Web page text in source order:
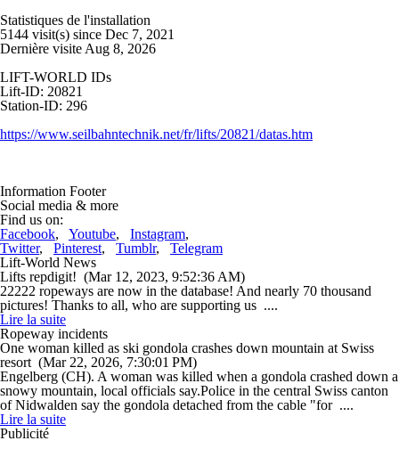
Statistiques de l'installation
5144 visit(s) since Dec 7, 2021
Dernière visite Aug 8, 2026
LIFT-WORLD IDs
Lift-ID: 20821
Station-ID: 296
https://www.seilbahntechnik.net/fr/lifts/20821/datas.htm
Information Footer
Social media & more
Find us on:
Facebook, Youtube, Instagram,
Twitter, Pinterest, Tumblr, Telegram
Lift-World News
Lifts repdigit! (Mar 12, 2023, 9:52:36 AM)
22222 ropeways are now in the database! And nearly 70 thousand
pictures! Thanks to all, who are supporting us ....
Lire la suite
Ropeway incidents
One woman killed as ski gondola crashes down mountain at Swiss
resort (Mar 22, 2026, 7:30:01 PM)
Engelberg (CH). A woman was killed when a gondola crashed down a
snowy mountain, local officials say.Police in the central Swiss canton
of Nidwalden say the gondola detached from the cable "for ....
Lire la suite
Publicité